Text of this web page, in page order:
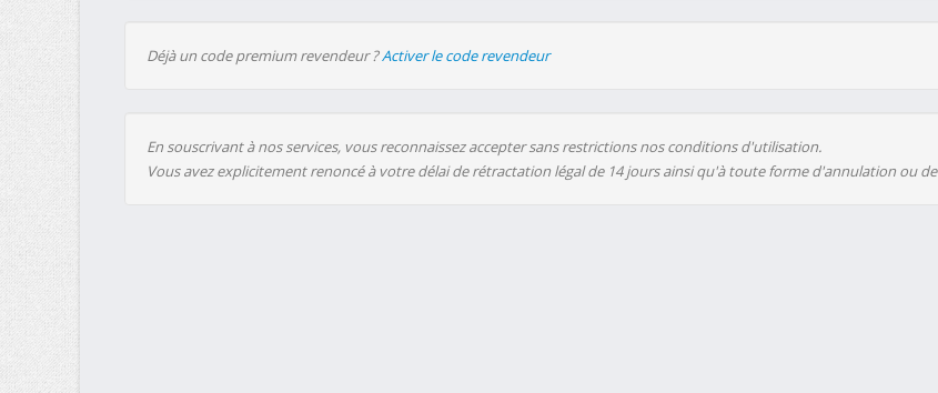
Déjà un code premium revendeur ?Activer le code revendeur
En souscrivant à nos services, vous reconnaissez accepter sans restrictions nos conditions d'utilisation.
Vous avez explicitement renoncé à votre délai de rétractation légal de 14 jours ainsi qu'à toute forme d'annulation ou